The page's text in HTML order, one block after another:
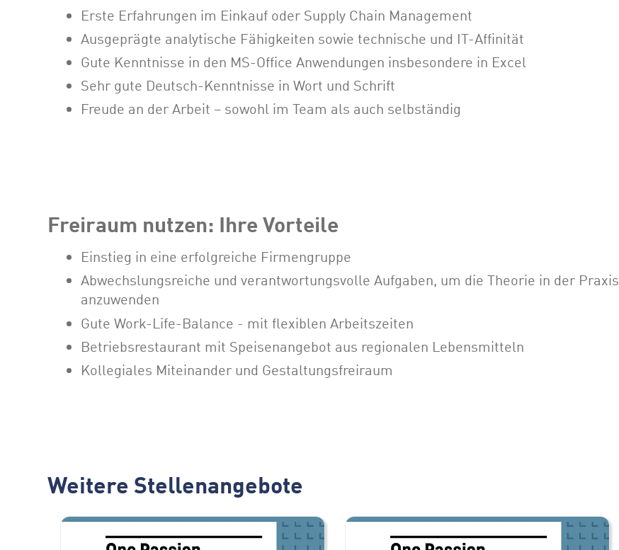
Erste Erfahrungen im Einkauf oder Supply Chain Management
Ausgeprägte analytische Fähigkeiten sowie technische und IT-Affinität
Gute Kenntnisse in den MS-Office Anwendungen insbesondere in Excel
Sehr gute Deutsch-Kenntnisse in Wort und Schrift
Freude an der Arbeit – sowohl im Team als auch selbständig
Freiraum nutzen: Ihre Vorteile
Einstieg in eine erfolgreiche Firmengruppe
Abwechslungsreiche und verantwortungsvolle Aufgaben, um die Theorie in der Praxis
anzuwenden
Gute Work-Life-Balance - mit flexiblen Arbeitszeiten
Betriebsrestaurant mit Speisenangebot aus regionalen Lebensmitteln
Kollegiales Miteinander und Gestaltungsfreiraum
Weitere Stellenangebote